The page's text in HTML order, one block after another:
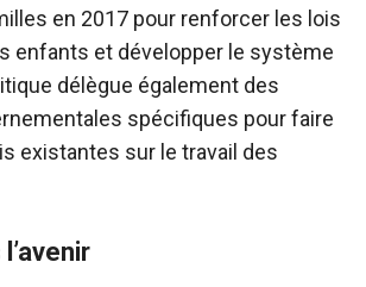
en 2017 pour renforcer les lois
enfants et développer le système
délègue également des
spécifiques pour faire
existantes sur le travail des